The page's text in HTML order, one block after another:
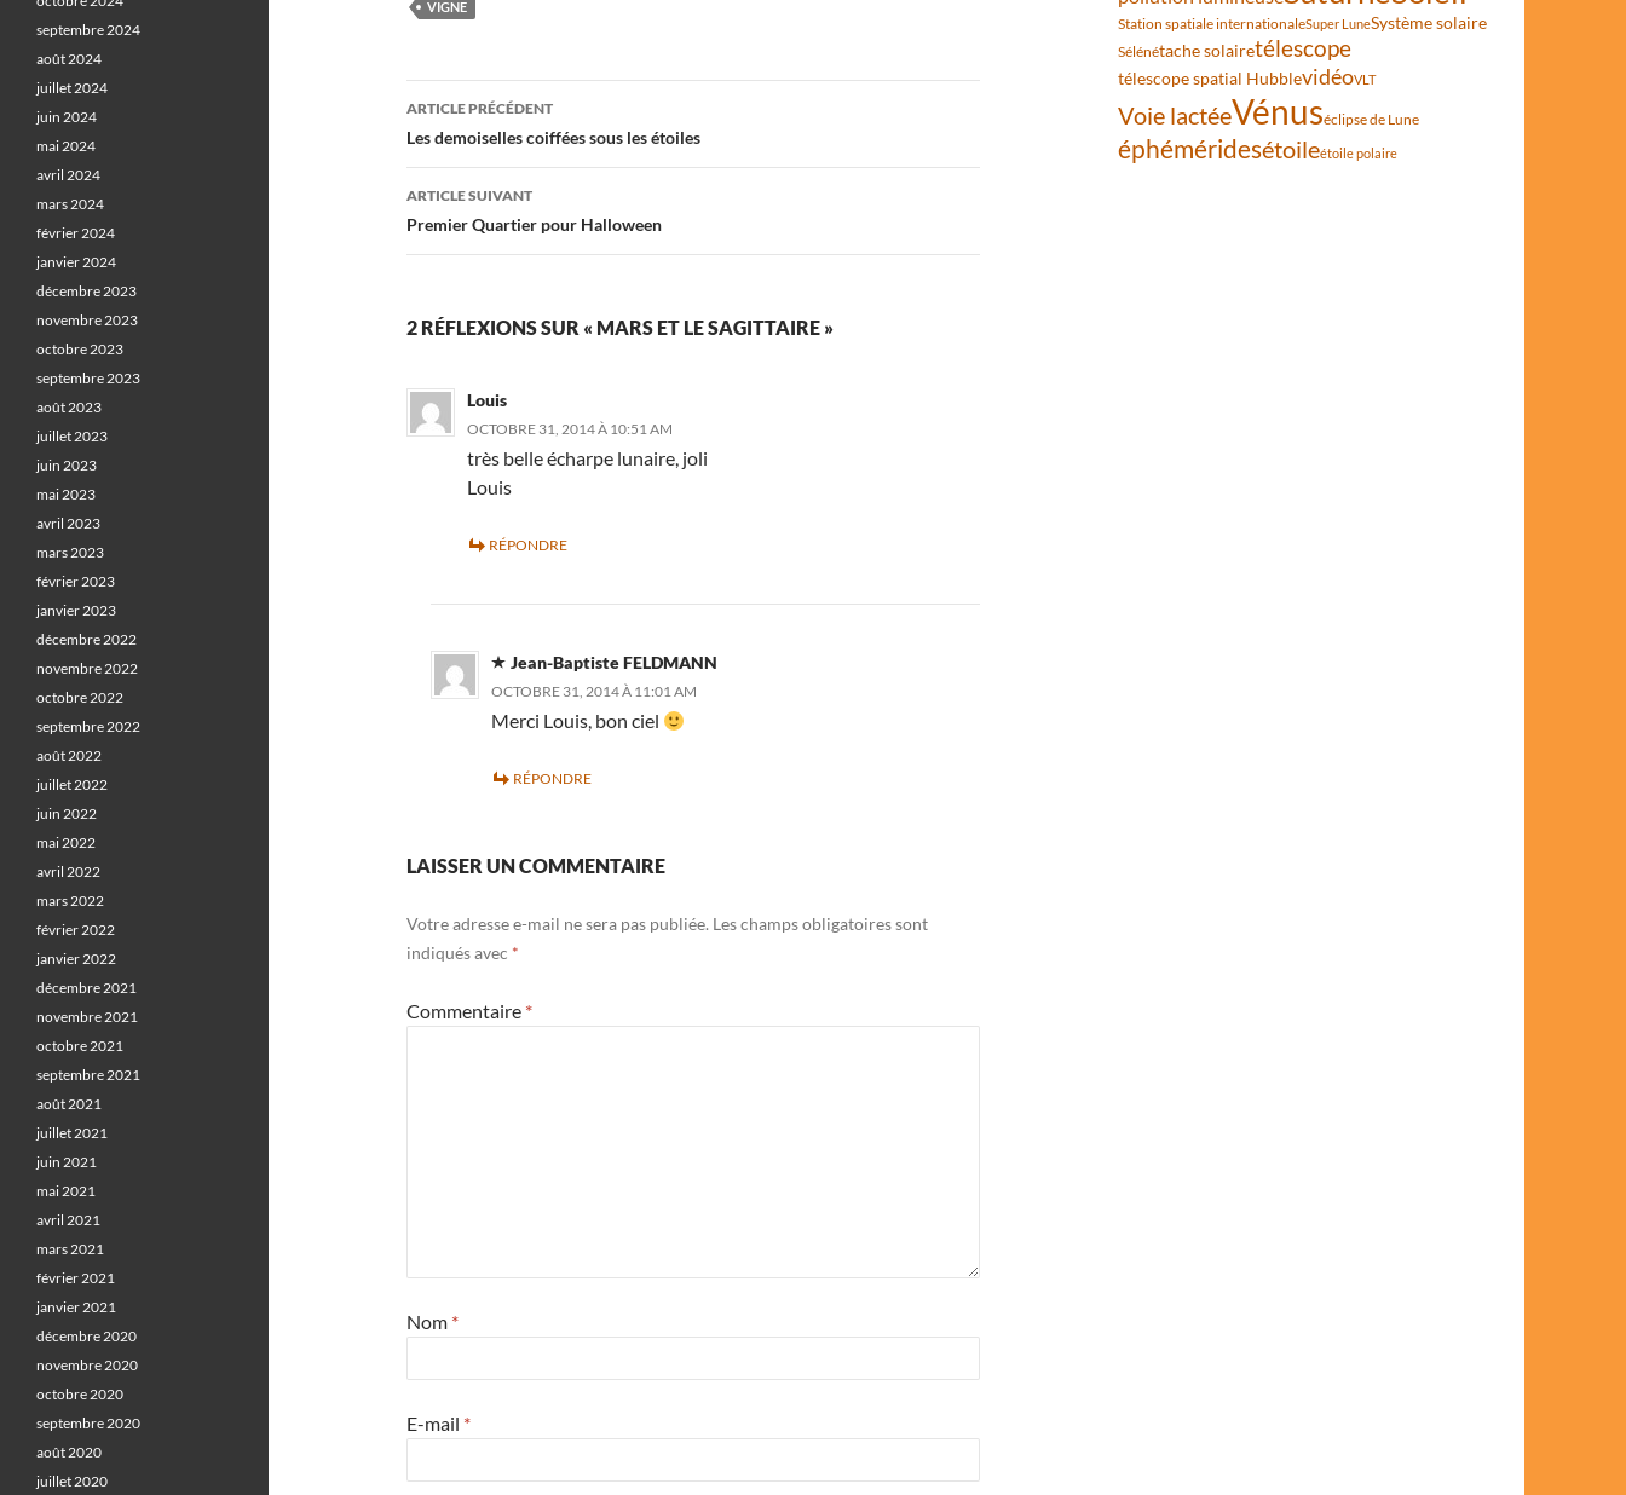
VIGNE
Navigation
des
articles
ARTICLE PRÉCÉDENT
Les demoiselles coiffées sous les étoiles
ARTICLE SUIVANT
Premier Quartier pour Halloween
2 RÉFLEXIONS SUR « MARS ET LE SAGITTAIRE »
Louis
OCTOBRE 31, 2014 À 10:51 AM
très belle écharpe lunaire, joli
Louis
RÉPONDRE
Jean-Baptiste FELDMANN
OCTOBRE 31, 2014 À 11:01 AM
Merci Louis, bon ciel
RÉPONDRE
LAISSER UN COMMENTAIRE
Votre adresse e-mail ne sera pas publiée. Les champs obligatoires sont
indiqués avec *
Commentaire *
Nom *
E-mail *
Station spatiale internationaleSuper LuneSystème solaire
Sélénétache solairetélescope
télescope spatial HubblevidéoVLT
Voie lactéeVénuséclipse de Lune
éphéméridesétoileétoile polaire
septembre 2024
août 2024
juillet 2024
juin 2024
mai 2024
avril 2024
mars 2024
février 2024
janvier 2024
décembre 2023
novembre 2023
octobre 2023
septembre 2023
août 2023
juillet 2023
juin 2023
mai 2023
avril 2023
mars 2023
février 2023
janvier 2023
décembre 2022
novembre 2022
octobre 2022
septembre 2022
août 2022
juillet 2022
juin 2022
mai 2022
avril 2022
mars 2022
février 2022
janvier 2022
décembre 2021
novembre 2021
octobre 2021
septembre 2021
août 2021
juillet 2021
juin 2021
mai 2021
avril 2021
mars 2021
février 2021
janvier 2021
décembre 2020
novembre 2020
octobre 2020
septembre 2020
août 2020
juillet 2020